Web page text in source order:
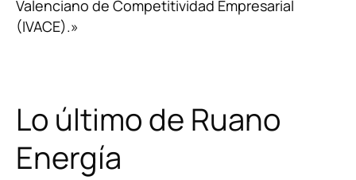
Valenciano de Competitividad Empresarial
(IVACE).»
Lo último de Ruano
Energía